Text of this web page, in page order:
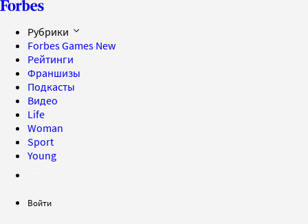
Рубрики
Forbes Games New
Рейтинги
Франшизы
Подкасты
Видео
Life
Woman
Sport
Young
Войти